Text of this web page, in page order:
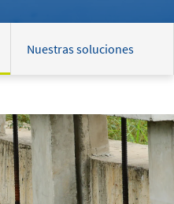
Nuestras soluciones